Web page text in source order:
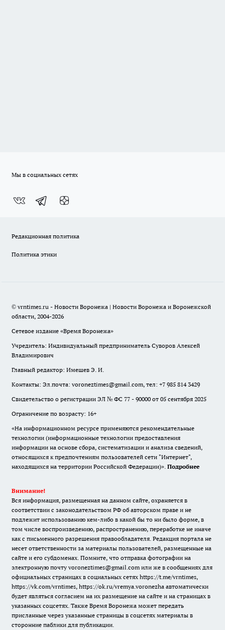
Мы в социальных сетях
Редакционная политика
Политика этики
© vrntimes.ru - Новости Воронежа | Новости Воронежа и Воронежской
области, 2004-2026
Сетевое издание «Время Воронежа»
Учредитель: Индивидуальный предприниматель Суворов Алексей
Владимирович
Главный редактор: Имешев Э. И.
Контакты: Эл.почта: voroneztimes@gmail.com, тел: +7 985 814 3429
Свидетельство о регистрации ЭЛ № ФС 77 - 90000 от 05 сентября 2025
Ограничение по возрасту: 16+
«На информационном ресурсе применяются рекомендательные
технологии (информационные технологии предоставления
информации на основе сбора, систематизации и анализа сведений,
относящихся к предпочтениям пользователей сети "Интернет",
находящихся на территории Российской Федерации)». Подробнее
Внимание!
Вся информация, размещенная на данном сайте, охраняется в
соответствии с законодательством РФ об авторском праве и не
подлежит использованию кем-либо в какой бы то ни было форме, в
том числе воспроизведению, распространению, переработке не иначе
как с письменного разрешения правообладателя. Редакция портала не
несет ответственности за материалы пользователей, размещенные на
сайте и его субдоменах. Помните, что отправка фотографии на
электронную почту voroneztimes@gmail.com или же в сообщениях для
официальных страницах в социальных сетях https://t.me/vrntimes,
https://vk.com/vrntimes, https://ok.ru/vremya.voronezha автоматически
будет являться согласием на их размещение на сайте и на страницах в
указанных соцсетях. Также Время Воронежа может передать
присланные через указанные страницы в соцсетях материалы в
сторонние паблики для публикации.